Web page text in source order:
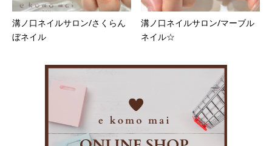
溝ノ口ネイルサロン/さくらん
ぼネイル
溝ノ口ネイルサロン/マーブル
ネイル☆